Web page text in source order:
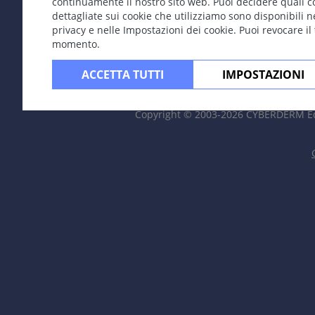
dettagliate sui cookie che utilizziamo sono disponibili
privacy e nelle Impostazioni dei cookie. Puoi revocare
momento.
ACCETTA TUTTI IMPOSTAZIONI
Copyright © 2003-2026 CYBERDERM